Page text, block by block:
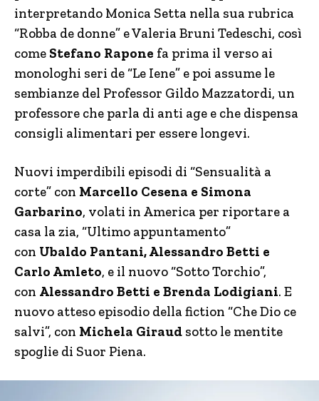
interpretando Monica Setta nella sua rubrica
“Robba de donne” e Valeria Bruni Tedeschi, così
come Stefano Rapone fa prima il verso ai
monologhi seri de “Le Iene” e poi assume le
sembianze del Professor Gildo Mazzatordi, un
professore che parla di anti age e che dispensa
consigli alimentari per essere longevi.
Nuovi imperdibili episodi di “Sensualità a
corte” con Marcello Cesena e Simona
Garbarino, volati in America per riportare a
casa la zia, “Ultimo appuntamento”
con Ubaldo Pantani, Alessandro Betti e
Carlo Amleto, e il nuovo “Sotto Torchio”,
con Alessandro Betti e Brenda Lodigiani. E
nuovo atteso episodio della fiction “Che Dio ce
salvi”, con Michela Giraud sotto le mentite
spoglie di Suor Piena.